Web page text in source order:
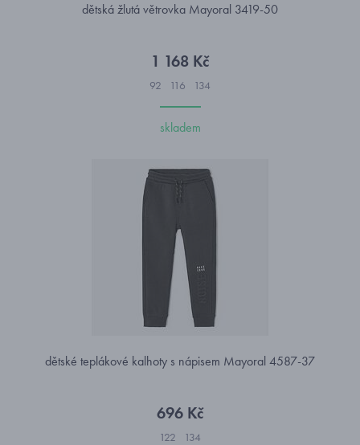
dětská žlutá větrovka Mayoral 3419-50
1 168 Kč
92 116 134
skladem
dětské teplákové kalhoty s nápisem Mayoral 4587-37
696 Kč
122 134